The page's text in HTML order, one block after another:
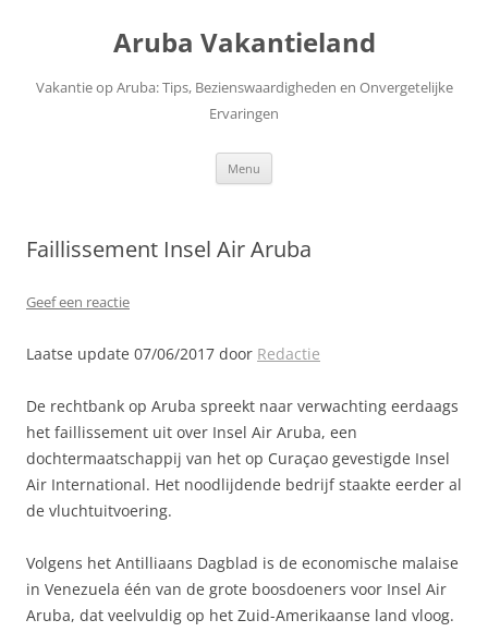
Aruba Vakantieland
Vakantie op Aruba: Tips, Bezienswaardigheden en Onvergetelijke
Ervaringen
Menu
Faillissement Insel Air Aruba
Geef een reactie
Laatse update 07/06/2017 door Redactie
De rechtbank op Aruba spreekt naar verwachting eerdaags
het faillissement uit over Insel Air Aruba, een
dochtermaatschappij van het op Curaçao gevestigde Insel
Air International. Het noodlijdende bedrijf staakte eerder al
de vluchtuitvoering.
Volgens het Antilliaans Dagblad is de economische malaise
in Venezuela één van de grote boosdoeners voor Insel Air
Aruba, dat veelvuldig op het Zuid-Amerikaanse land vloog.